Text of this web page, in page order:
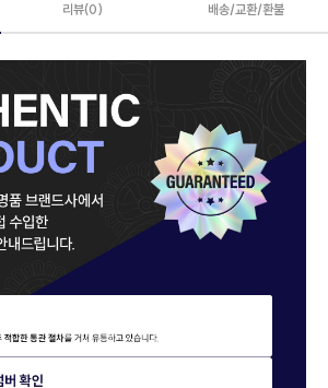
리뷰(0) 배송/교환/환불